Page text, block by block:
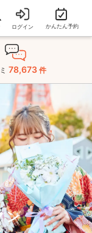
ログイン かんたん予約
78,673 件
ン